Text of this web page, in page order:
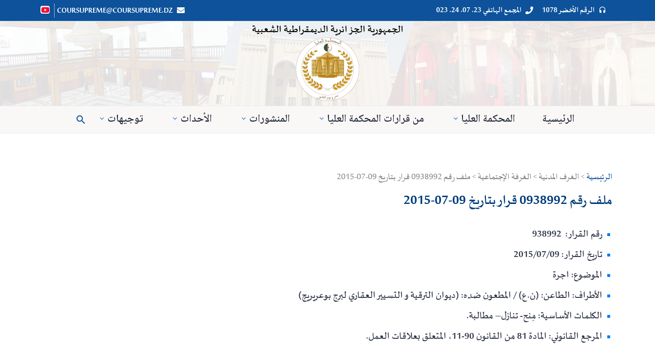

 الرقم الأخضر 1078 
 المجمع الهاتفي 23. 07. 24. 023 

COURSUPREME@COURSUPREME.DZ
الجمهورية الجزائرية الديمقراطية الشعبية
الرئيسية المحكمة العليا من قرارات المحكمة العليا المنشورات الأحداث توجيهات 
الرئيسية> الغرف المدنية > الغرفة الإجتماعية > ملف رقم 0938992 قرار بتاريخ 09-07-2015
ملف رقم 0938992 قرار بتاريخ 09-07-2015
رقم القرار: 938992
تاريخ القرار: 2015/07/09
الموضوع: اجرة
الأطراف: الطاعن: (ن.ع) / المطعون ضده: (ديوان الترقية و التسيير العقاري لبرج بوعريريج)
الكلمات الأساسية: مِنح- تنازل– مطالبة.
المرجع القانوني: المادة 81 من القانون 90-11، المتعلق بعلاقات العمل.